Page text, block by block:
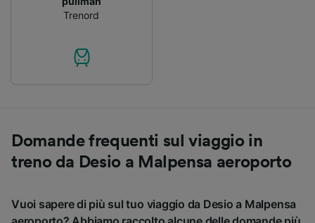
Trenord
Domande frequenti sul viaggio in
treno da Desio a Malpensa aeroporto
Vuoi sapere di più sul tuo viaggio da Desio a Malpensa